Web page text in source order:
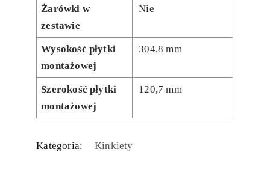
Żarówki w
zestawie
Nie
Wysokość płytki
montażowej
304,8 mm
Szerokość płytki
montażowej
120,7 mm
Kategoria: Kinkiety